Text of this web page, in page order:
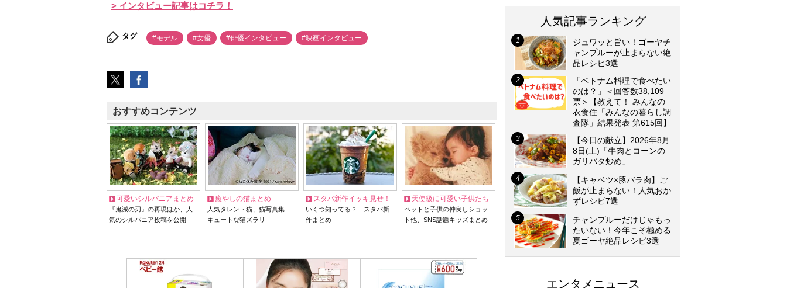
> インタビュー記事はコチラ！
タグ #モデル #女優 #俳優インタビュー #映画インタビュー
おすすめコンテンツ
可愛いシルバニアまとめ
『鬼滅の刃』の再現ほか、人
気のシルバニア投稿を公開
癒やしの猫まとめ
人気タレント猫、猫写真集…
キュートな猫ズラリ
スタバ新作イッキ見せ！
いくつ知ってる？ スタバ新
作まとめ
天使級に可愛い子供たち
ペットと子供の仲良しショッ
ト他、SNS話題キッズまとめ
人気記事ランキング
ジュワッと旨い！ゴーヤチ
ャンプルーが止まらない絶
品レシピ3選
「ベトナム料理で食べたい
のは？」＜回答数38,109
票＞【教えて！ みんなの
衣食住「みんなの暮らし調
査隊」結果発表 第615回】
【今日の献立】2026年8月
8日(土)「牛肉とコーンの
ガリバタ炒め」
【キャベツ×豚バラ肉】ご
飯が止まらない！人気おか
ずレシピ7選
チャンプルーだけじゃもっ
たいない！今年こそ極める
夏ゴーヤ絶品レシピ3選
エンタメニュース